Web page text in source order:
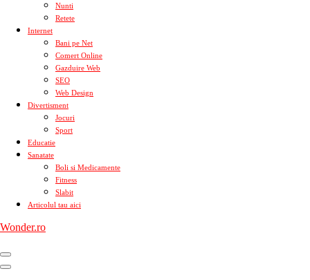
Nunti
Retete
Internet
Bani pe Net
Comert Online
Gazduire Web
SEO
Web Design
Divertisment
Jocuri
Sport
Educatie
Sanatate
Boli si Medicamente
Fitness
Slabit
Articolul tau aici
Wonder.ro